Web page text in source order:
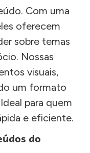
Com uma
oferecem
sobre temas
Nossas
visuais,
um formato
para quem
e eficiente.
do